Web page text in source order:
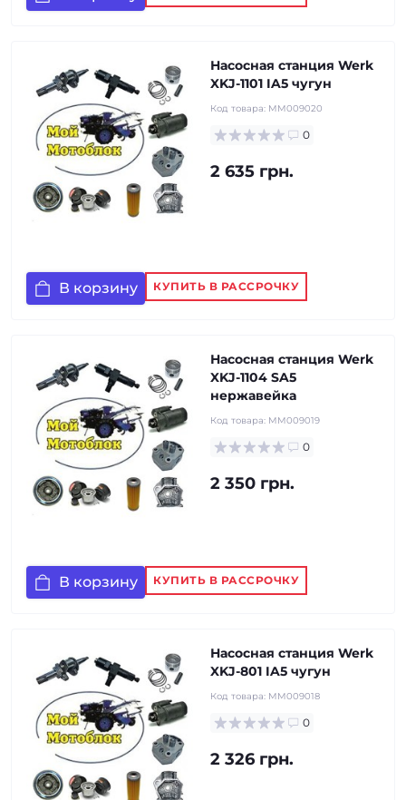
Насосная станция Werk
XKJ-1101 IA5 чугун
Код товара: MM009020
0
2 635 грн.
В корзину КУПИТЬ В РАССРОЧКУ
Насосная станция Werk
XKJ-1104 SA5
нержавейка
Код товара: MM009019
0
2 350 грн.
В корзину КУПИТЬ В РАССРОЧКУ
Насосная станция Werk
XKJ-801 IA5 чугун
Код товара: MM009018
0
2 326 грн.